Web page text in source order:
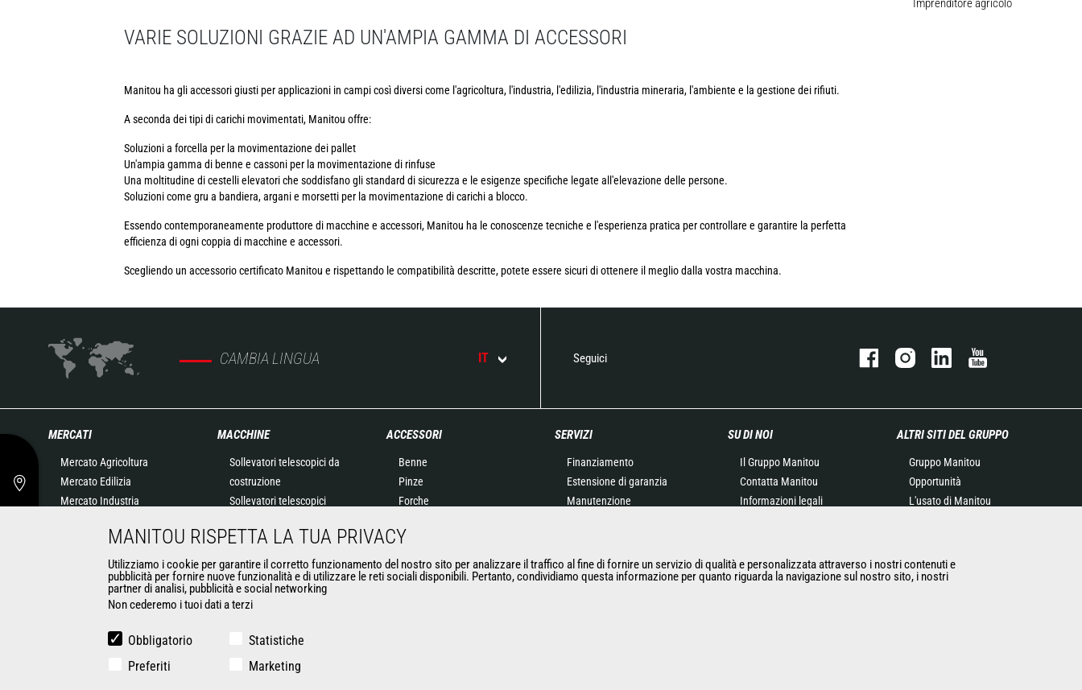
Imprenditore agricolo
VARIE SOLUZIONI GRAZIE AD UN'AMPIA GAMMA DI ACCESSORI
Manitou ha gli accessori giusti per applicazioni in campi così diversi come l'agricoltura, l'industria, l'edilizia, l'industria mineraria, l'ambiente e la gestione dei rifiuti.
A seconda dei tipi di carichi movimentati, Manitou offre:
Soluzioni a forcella per la movimentazione dei pallet
Un'ampia gamma di benne e cassoni per la movimentazione di rinfuse
Una moltitudine di cestelli elevatori che soddisfano gli standard di sicurezza e le esigenze specifiche legate all'elevazione delle persone.
Soluzioni come gru a bandiera, argani e morsetti per la movimentazione di carichi a blocco.
Essendo contemporaneamente produttore di macchine e accessori, Manitou ha le conoscenze tecniche e l'esperienza pratica per controllare e garantire la perfetta
efficienza di ogni coppia di macchine e accessori.
Scegliendo un accessorio certificato Manitou e rispettando le compatibilità descritte, potete essere sicuri di ottenere il meglio dalla vostra macchina.
CAMBIA LINGUA IT Seguici
MERCATI
Mercato Agricoltura
Mercato Edilizia
Mercato Industria
Mercato speciale
Aeronautica
Mercato speciale Ambiente
Noleggiatori
MACCHINE
Sollevatori telescopici da
costruzione
Sollevatori telescopici
Sollevatori telescopici
rotativi
Caricatori articolati
Piattaforme aeree
Carrelli imbarcati
Minipale
ACCESSORI
Benne
Pinze
Forche
Braccetti
Cestelli
Benne calcestruzzo
SERVIZI
Finanziamento
Estensione di garanzia
Manutenzione
Strumento di Manutenzione
e diagnostica
SU DI NOI
Il Gruppo Manitou
Contatta Manitou
Informazioni legali
General Terms and
ALTRI SITI DEL GRUPPO
Gruppo Manitou
Opportunità
L'usato di Manitou
Manitou Group
Attachments
MANITOU RISPETTA LA TUA PRIVACY
Utilizziamo i cookie per garantire il corretto funzionamento del nostro sito per analizzare il traffico al fine di fornire un servizio di qualità e personalizzata attraverso i nostri contenuti e
pubblicità per fornire nuove funzionalità e di utilizzare le reti sociali disponibili. Pertanto, condividiamo questa informazione per quanto riguarda la navigazione sul nostro sito, i nostri
partner di analisi, pubblicità e social networking
Non cederemo i tuoi dati a terzi
Obbligatorio
Statistiche
Preferiti
Marketing